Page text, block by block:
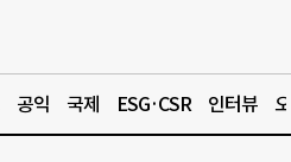
공익 국제 ESG·CSR 인터뷰